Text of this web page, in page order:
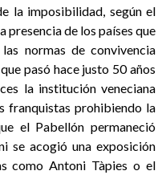
la imposibilidad, según el
presencia de los países que
normas de convivencia
pasó hace justo 50 años
la institución veneciana
franquistas prohibiendo la
el Pabellón permaneció
se acogió una exposición
como Antoni Tàpies o el